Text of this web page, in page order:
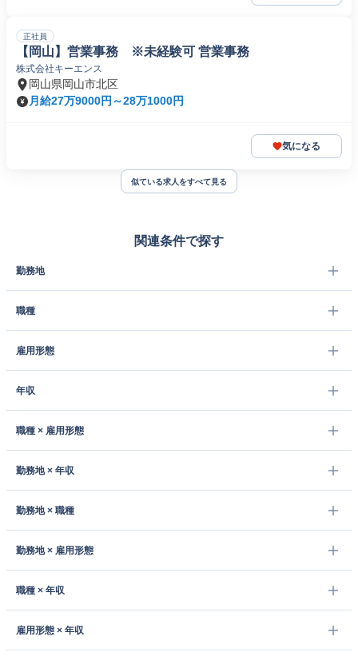
正社員
【岡山】営業事務 ※未経験可 営業事務
株式会社キーエンス
岡山県岡山市北区
月給27万9000円～28万1000円
気になる
似ている求人をすべて見る
関連条件で探す
勤務地
職種
雇用形態
年収
職種 × 雇用形態
勤務地 × 年収
勤務地 × 職種
勤務地 × 雇用形態
職種 × 年収
雇用形態 × 年収